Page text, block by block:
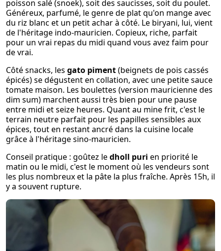
poisson salé (snoek), soit des saucisses, soit du poulet.
Généreux, parfumé, le genre de plat qu'on mange avec
du riz blanc et un petit achar à côté. Le biryani, lui, vient
de l'héritage indo-mauricien. Copieux, riche, parfait
pour un vrai repas du midi quand vous avez faim pour
de vrai.
Côté snacks, les gato piment(beignets de pois cassés
épicés) se dégustent en collation, avec une petite sauce
tomate maison. Les boulettes (version mauricienne des
dim sum) marchent aussi très bien pour une pause
entre midi et seize heures. Quant au mine frit, c'est le
terrain neutre parfait pour les papilles sensibles aux
épices, tout en restant ancré dans la cuisine locale
grâce à l'héritage sino-mauricien.
Conseil pratique : goûtez ledholl puri en priorité le
matin ou le midi, c'est le moment où les vendeurs sont
les plus nombreux et la pâte la plus fraîche. Après 15h, il
y a souvent rupture.